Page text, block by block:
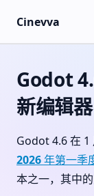
Skip to content
Cinevva
Godot
新编辑器
Godot 4.6 在 1
2026 年第一季
本之一，其中